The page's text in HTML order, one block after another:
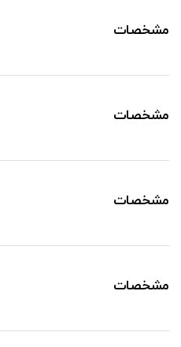
مشخصات
مشخصات
مشخصات
مشخصات